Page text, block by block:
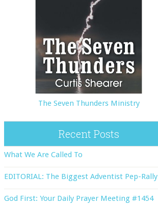
The Seven Thunders Ministry
Recent Posts
What We Are Called To
EDITORIAL: The Biggest Adventist Pep-Rally
God First: Your Daily Prayer Meeting #1454